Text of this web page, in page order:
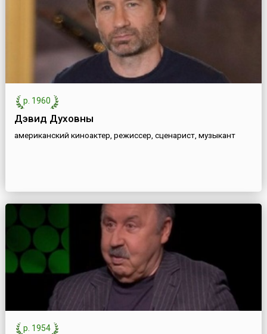
р. 1960
Дэвид Духовны
американский киноактер, режиссер, сценарист, музыкант
р. 1954